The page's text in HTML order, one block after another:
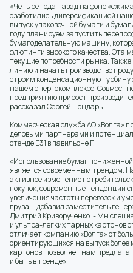
«Четыре года назад на фоне
озаботились диверсификацией
выпуск упаковочной бумаги и
году планируем запустить
бумагоделательную машину,
флютинги высокого качества. Эта
текущие потребности рынка.
линию и начать производство
строим конденсационную
нашем энергокомплексе.
предприятию прирост
рассказал Сергей Пондарь.
Коммерческая служба АО «Волга»
деловыми партнерами и
стенде Е31 в павильоне F.
«Использование бумаг
является современным трендом.
активное изменение
покупок, современные тенденции
увеличения частоты перевозок и
груза, - добавил заместитель
Дмитрий Криворученко. - Мы
и ультра-легких тарных картонов
отличает компанию «Волга» от
ориентирующихся на выпуск более
картонов, позволяет нам
и быть в тренде».